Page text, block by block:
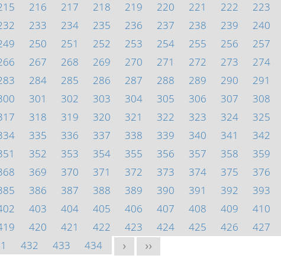
216 217 218 219 220 221 222 223
233 234 235 236 237 238 239 240
250 251 252 253 254 255 256 257
267 268 269 270 271 272 273 274
284 285 286 287 288 289 290 291
301 302 303 304 305 306 307 308
318 319 320 321 322 323 324 325
335 336 337 338 339 340 341 342
352 353 354 355 356 357 358 359
369 370 371 372 373 374 375 376
386 387 388 389 390 391 392 393
403 404 405 406 407 408 409 410
420 421 422 423 424 425 426 427
432 433 434 > >>